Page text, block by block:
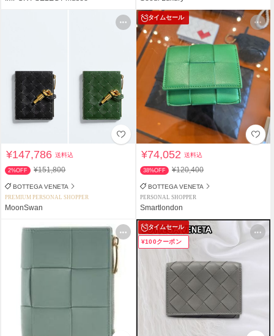
¥147,786送料込
2%OFF ¥151,800
BOTTEGA VENETA
PREMIUM PERSONAL SHOPPER
MoonSwan
タイムセール
¥74,052送料込
38%OFF ¥120,400
BOTTEGA VENETA
PERSONAL SHOPPER
Smartlondon
タイムセール
¥100クーポン